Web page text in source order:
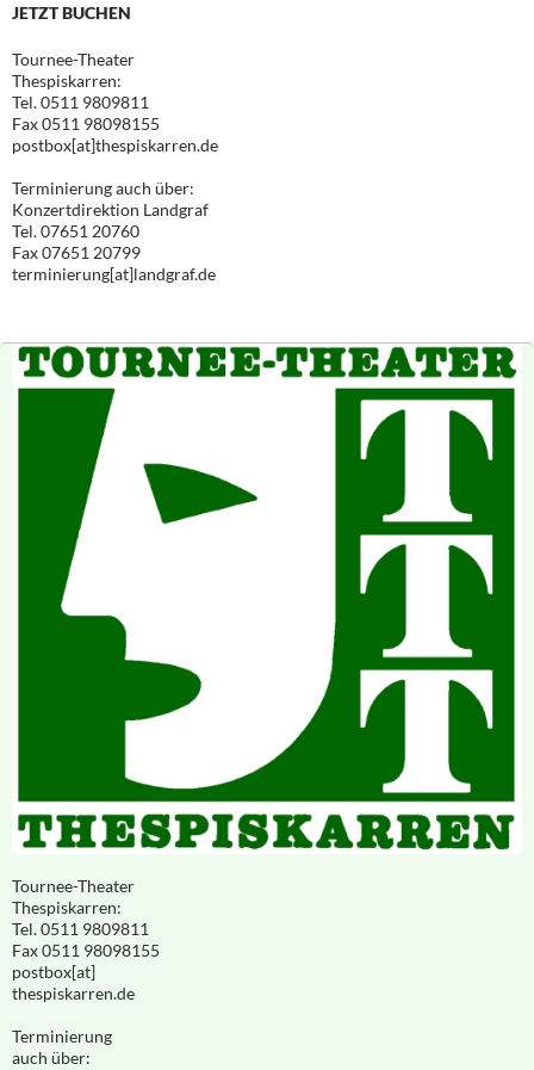
JETZT BUCHEN
Tournee-Theater
Thespiskarren:
Tel. 0511 9809811
Fax 0511 98098155
postbox[at]thespiskarren.de
Terminierung auch über:
Konzertdirektion Landgraf
Tel. 07651 20760
Fax 07651 20799
terminierung[at]landgraf.de
Tournee-Theater
Thespiskarren:
Tel. 0511 9809811
Fax 0511 98098155
postbox[at]
thespiskarren.de
Terminierung
auch über: